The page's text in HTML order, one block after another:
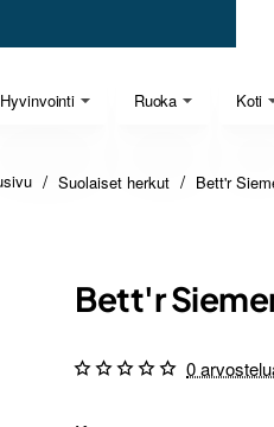
Hyvinvointi Ruoka Koti
Suolaiset herkut Bett'r
Bett'r
0